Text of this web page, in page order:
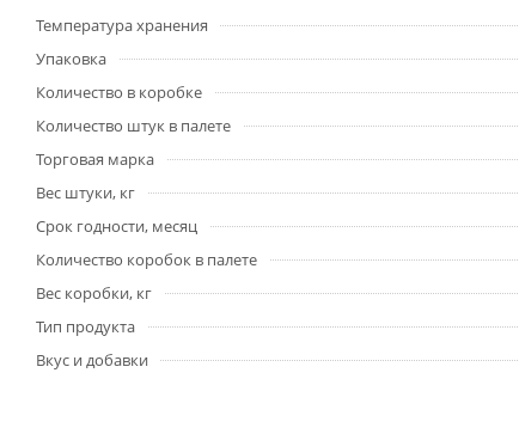
Температура хранения
Упаковка
Количество в коробке
Количество штук в палете
Торговая марка
Вес штуки, кг
Срок годности, месяц
Количество коробок в палете
Вес коробки, кг
Тип продукта
Вкус и добавки